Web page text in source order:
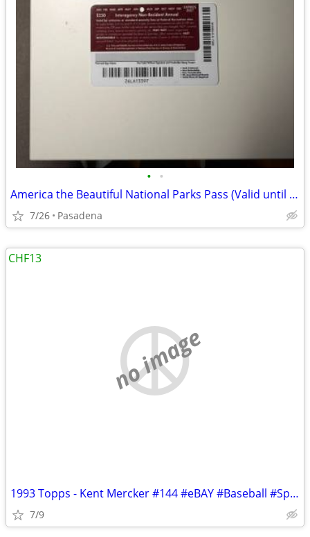
• •
America the Beautiful National Parks Pass (Valid until July 2027)
7/26 Pasadena
no image
1993 Topps - Kent Mercker #144 #eBAY #Baseball #Sports #Paypal #Card #
7/9
CHF13